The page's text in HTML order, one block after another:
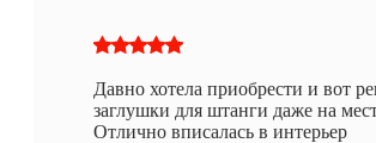
Давно хотела приобрести и вот
заглушки для штанги даже на
Отлично вписалась в интерьер